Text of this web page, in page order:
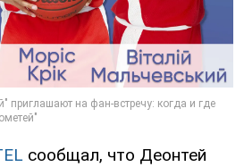
сообщал, что Деонтей